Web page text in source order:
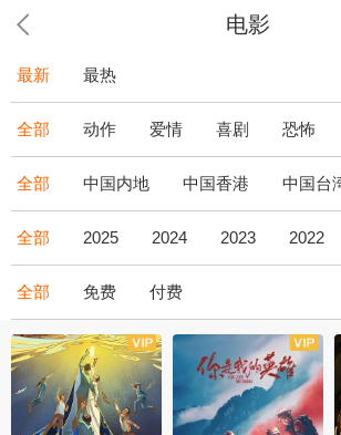
电影
最新 最热
全部 动作 爱情 喜剧 恐怖
全部 中国内地 中国香港 中国台
全部 2025 2024 2023 2022
全部 免费 付费